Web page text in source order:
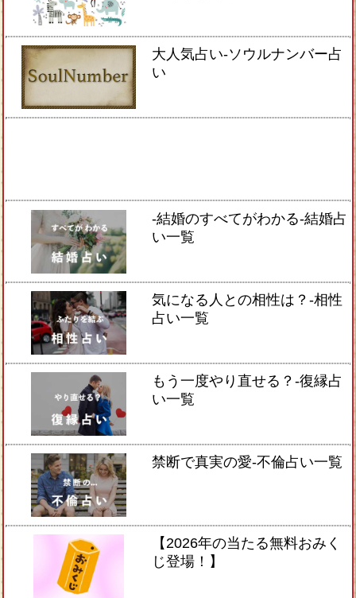
大人気占い-ソウルナンバー占
い
-結婚のすべてがわかる-結婚占
い一覧
気になる人との相性は？-相性
占い一覧
もう一度やり直せる？-復縁占
い一覧
禁断で真実の愛-不倫占い一覧
【2026年の当たる無料おみく
じ登場！】